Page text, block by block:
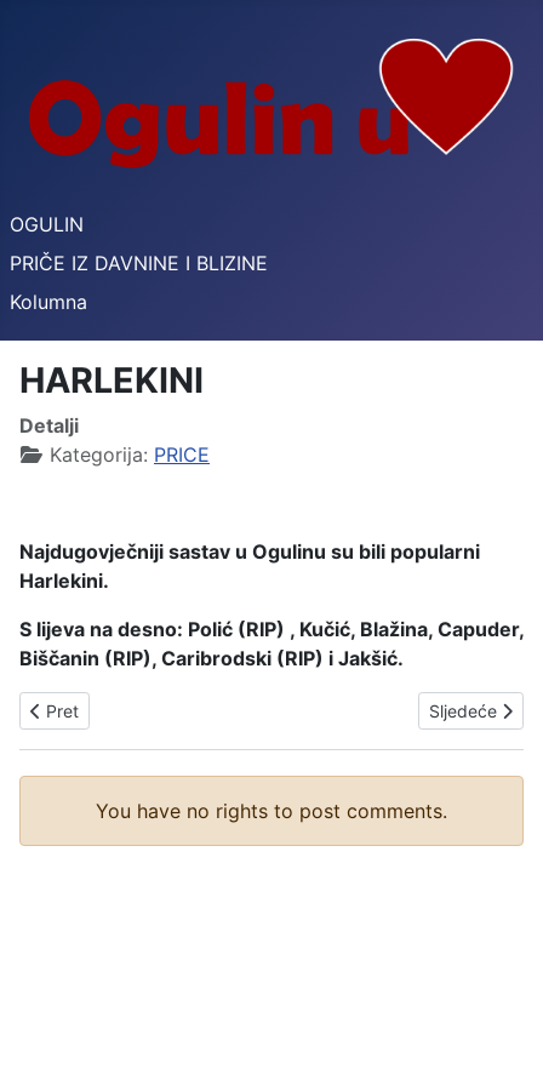
OGULIN
PRIČE IZ DAVNINE I BLIZINE
Kolumna
HARLEKINI
Detalji
Kategorija: PRICE
Najdugovječniji sastav u Ogulinu su bili popularni
Harlekini.
S lijeva na desno: Polić (RIP) , Kučić, Blažina, Capuder,
Biščanin (RIP), Caribrodski (RIP) i Jakšić.
Prethodni članak: PROFESOR - KRAVE - GITARA I MLIKO SA
Pret Sljedeći
Sljedeće
You have no rights to post comments.